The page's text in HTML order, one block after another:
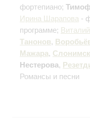
фортепиано;
Ирина Шарапова -
программе;
Танонов,
Мажара,
Нестерова,
Романсы и песни